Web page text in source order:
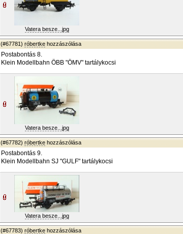
Vatera besze...jpg
(#67781) róbertke hozzászólása
Postabontás 8.
Klein Modellbahn ÖBB "ÖMV" tartálykocsi
Vatera besze...jpg
(#67782) róbertke hozzászólása
Postabontás 9.
Klein Modellbahn SJ "GULF" tartálykocsi
Vatera besze...jpg
(#67783) róbertke hozzászólása